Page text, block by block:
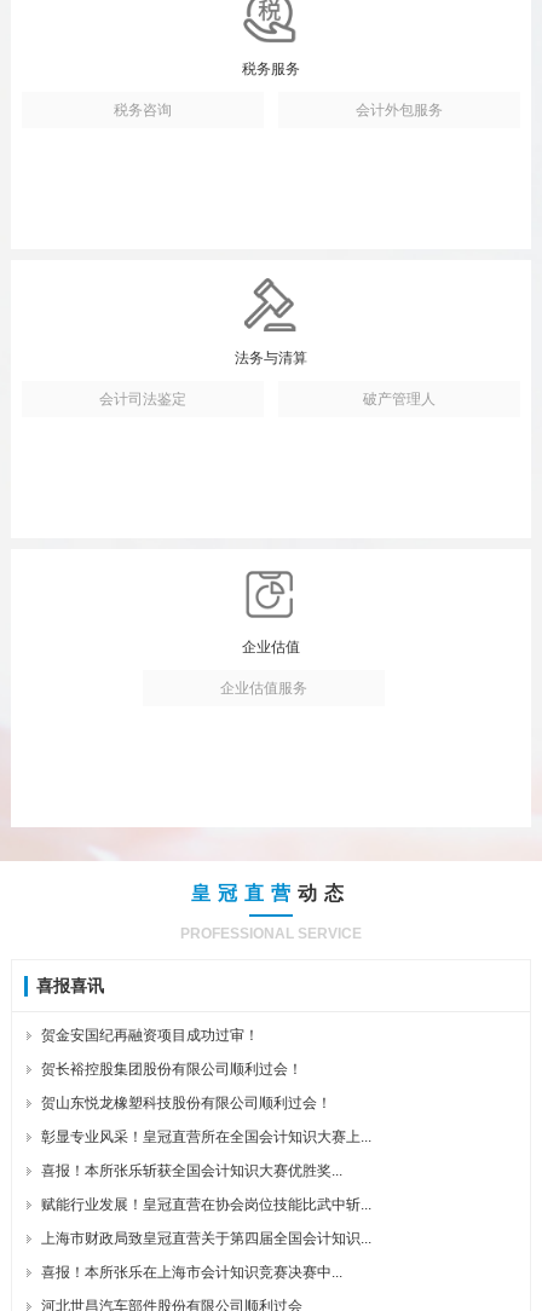
税务服务
税务咨询 会计外包服务
法务与清算
会计司法鉴定 破产管理人
企业估值
企业估值服务
皇冠直营 动态
PROFESSIONAL SERVICE
喜报喜讯
贺金安国纪再融资项目成功过审！
贺长裕控股集团股份有限公司顺利过会！
贺山东悦龙橡塑科技股份有限公司顺利过会！
彰显专业风采！皇冠直营所在全国会计知识大赛上...
喜报！本所张乐斩获全国会计知识大赛优胜奖...
赋能行业发展！皇冠直营在协会岗位技能比武中斩...
上海市财政局致皇冠直营关于第四届全国会计知识...
喜报！本所张乐在上海市会计知识竞赛决赛中...
河北世昌汽车部件股份有限公司顺利过会